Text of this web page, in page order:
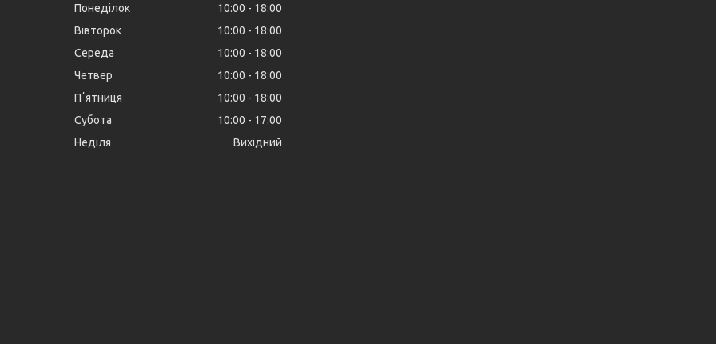
Понеділок 10:00
18:00
Вівторок
10:00
18:00
Середа
10:00
18:00
Четвер
10:00
18:00
Пʼятниця
10:00
18:00
Субота
10:00
17:00
Неділя
Вихідний